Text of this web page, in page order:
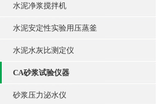
水泥净浆搅拌机
水泥安定性实验用压蒸釜
水泥水灰比测定仪
CA砂浆试验仪器
砂浆压力泌水仪